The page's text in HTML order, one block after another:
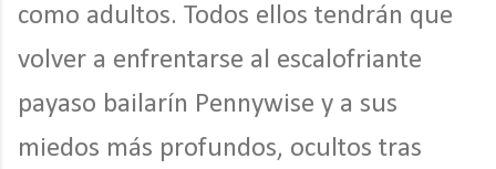
como adultos. Todos ellos tendrán que
volver a enfrentarse al escalofriante
payaso bailarín Pennywise y a sus
miedos más profundos, ocultos tras